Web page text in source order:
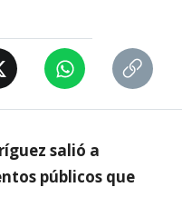
salió a
públicos que